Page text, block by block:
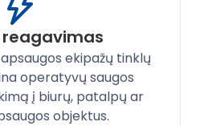
ekipažų tinklų
operatyvų saugos
į biurų, patalpų ar
objektus.